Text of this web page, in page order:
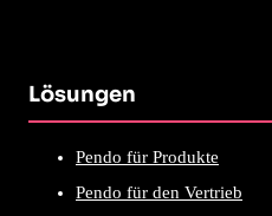
Lösungen
Pendo für Produkte
Pendo für den Vertrieb